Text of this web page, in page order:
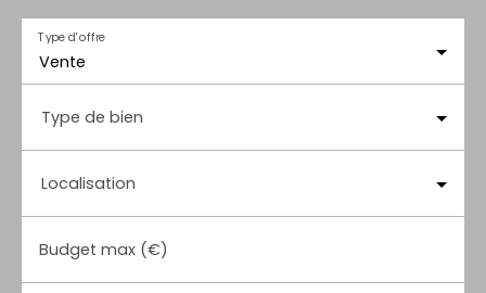
Vente
Type d'offre
Type de bien
Localisation
Budget max (€)